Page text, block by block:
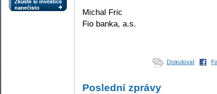
Michal Fric
Fio banka, a.s.
Diskutovat
Poslední zprávy